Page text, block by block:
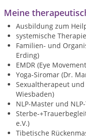
Meine
Ausbildung zum
systemische
Familien- und
Erding)
EMDR (Eye
Yoga-Siromar (Dr.
Sexualtherapeut
Wiesbaden)
NLP-Master und
Sterbe-
e.V.)
Tibetische